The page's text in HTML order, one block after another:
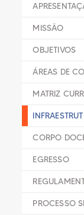
MISSÃO
OBJETIVOS
ÁREAS DE
MATRIZ
CORPO
EGRESSO
PROCESSO